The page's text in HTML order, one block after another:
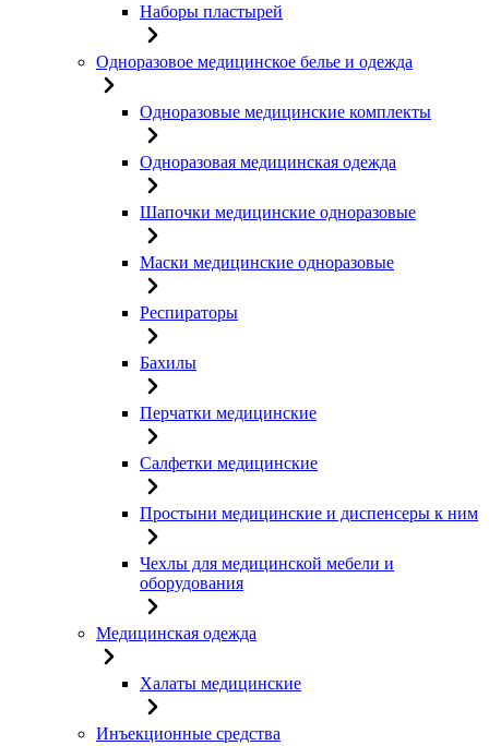
Наборы пластырей
Одноразовое медицинское белье и одежда
Одноразовые медицинские комплекты
Одноразовая медицинская одежда
Шапочки медицинские одноразовые
Маски медицинские одноразовые
Респираторы
Бахилы
Перчатки медицинские
Салфетки медицинские
Простыни медицинские и диспенсеры к ним
Чехлы для медицинской мебели и
оборудования
Медицинская одежда
Халаты медицинские
Инъекционные средства